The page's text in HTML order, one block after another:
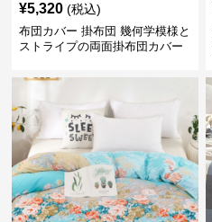
¥5,320 (税込)
布団カバー 掛布団 幾何学模様と
ストライプの両面掛布団カバー